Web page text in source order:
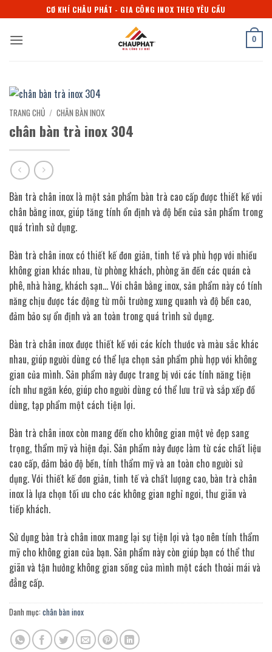
qua
CƠ KHÍ CHÂU PHÁT - GIA CÔNG INOX THEO YÊU CẦU
0
TRANG CHỦ / CHÂN BÀN INOX
chân bàn trà inox 304
Bàn trà chân inox là một sản phẩm bàn trà cao cấp được thiết kế với
chân bằng inox, giúp tăng tính ổn định và độ bền của sản phẩm trong
quá trình sử dụng.
Bàn trà chân inox có thiết kế đơn giản, tinh tế và phù hợp với nhiều
không gian khác nhau, từ phòng khách, phòng ăn đến các quán cà
phê, nhà hàng, khách sạn… Với chân bằng inox, sản phẩm này có tính
năng chịu được tác động từ môi trường xung quanh và độ bền cao,
đảm bảo sự ổn định và an toàn trong quá trình sử dụng.
Bàn trà chân inox được thiết kế với các kích thước và màu sắc khác
nhau, giúp người dùng có thể lựa chọn sản phẩm phù hợp với không
gian của mình. Sản phẩm này được trang bị với các tính năng tiện
ích như ngăn kéo, giúp cho người dùng có thể lưu trữ và sắp xếp đồ
dùng, tạp phẩm một cách tiện lợi.
Bàn trà chân inox còn mang đến cho không gian một vẻ đẹp sang
trọng, thẩm mỹ và hiện đại. Sản phẩm này được làm từ các chất liệu
cao cấp, đảm bảo độ bền, tính thẩm mỹ và an toàn cho người sử
dụng. Với thiết kế đơn giản, tinh tế và chất lượng cao, bàn trà chân
inox là lựa chọn tối ưu cho các không gian nghỉ ngơi, thư giãn và
tiếp khách.
Sử dụng bàn trà chân inox mang lại sự tiện lợi và tạo nên tính thẩm
mỹ cho không gian của bạn. Sản phẩm này còn giúp bạn có thể thư
giãn và tận hưởng không gian sống của mình một cách thoải mái và
đẳng cấp.
Danh mục: chân bàn inox